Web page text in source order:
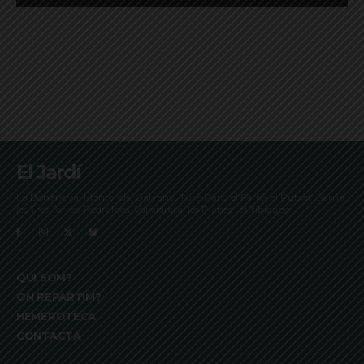
El Jardí
La Bonanova, Monterols, Galvany, Turó Parc, el Farró, el Putxet, Sarrià,
les Tres Torres, Pedralbes, Vallvidrera, les Planes i el Tibidabo
QUI SOM?
ON REPARTIM?
HEMEROTECA
CONTACTA